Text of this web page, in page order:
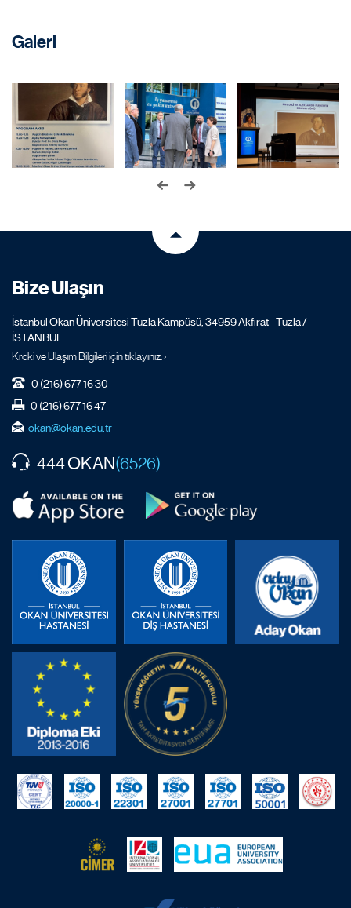
Galeri
Bize Ulaşın
İstanbul Okan Üniversitesi Tuzla Kampüsü, 34959 Akfırat - Tuzla /
İSTANBUL
Kroki ve Ulaşım Bilgileri için tıklayınız. ›
0 (216) 677 16 30
0 (216) 677 16 47
okan@okan.edu.tr
444OKAN(6526)